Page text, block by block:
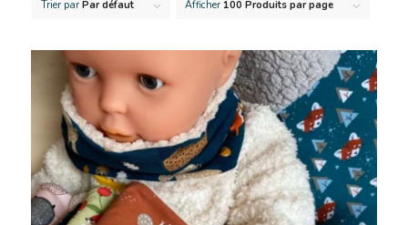
Trier par Par défaut Afficher 100 Produits par page